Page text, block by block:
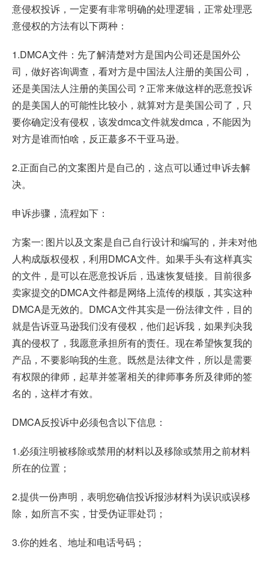
意侵权投诉，一定要有非常明确的处理逻辑，正常处理恶
意侵权的方法有以下两种：
1.DMCA文件：先了解清楚对方是国内公司还是国外公
司，做好咨询调查，看对方是中国法人注册的美国公司，
还是美国法人注册的美国公司？正常来做这样的恶意投诉
的是美国人的可能性比较小，就算对方是美国公司了，只
要你确定没有侵权，该发dmca文件就发dmca，不能因为
对方是谁而怕啥，反正蕞多不干亚马逊。
2.正面自己的文案图片是自己的，这点可以通过申诉去解
决。
申诉步骤，流程如下：
方案一: 图片以及文案是自己自行设计和编写的，并未对他
人构成版权侵权，利用DMCA文件。如果手头有这样真实
的文件，是可以在恶意投诉后，迅速恢复链接。目前很多
卖家提交的DMCA文件都是网络上流传的模版，其实这种
DMCA是无效的。DMCA文件其实是一份法律文件，目的
就是告诉亚马逊我们没有侵权，他们起诉我，如果判决我
真的侵权了，我愿意承担所有的责任。现在希望恢复我的
产品，不要影响我的生意。既然是法律文件，所以是需要
有权限的律师，起草并签署相关的律师事务所及律师的签
名的，这样才有效。
DMCA反投诉中必须包含以下信息：
1.必须注明被移除或禁用的材料以及移除或禁用之前材料
所在的位置；
2.提供一份声明，表明您确信投诉报涉材料为误识或误移
除，如所言不实，甘受伪证罪处罚；
3.你的姓名、地址和电话号码；